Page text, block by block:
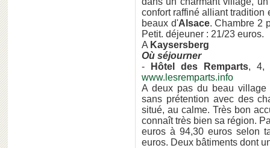
confort raffiné alliant tradition
beaux d'Alsace. Chambre 2
Petit. déjeuner : 21/23 euros.
A Kaysersberg
Où séjourner
-
Hôtel des Remparts, 4,
www.lesremparts.info
A deux pas du beau
sans prétention avec des
situé, au calme. Très bon
connaît très bien sa région.
euros à 94,30 euros selon
euros. Deux bâtiments dont